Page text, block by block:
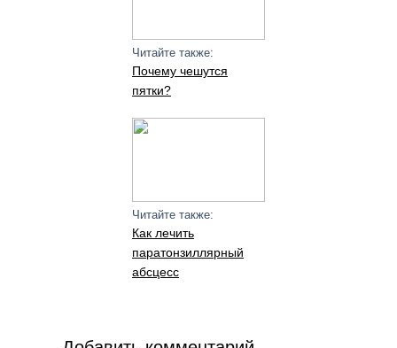
Читайте также:
Почему чешутся
пятки?
Читайте также:
Как лечить
паратонзиллярный
абсцесс